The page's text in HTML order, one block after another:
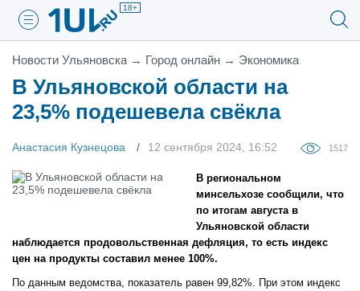
18+
Новости Ульяновска → Город онлайн → Экономика
В Ульяновской области на
23,5% подешевела свёкла
Анастасия Кузнецова 12 сентября 2024, 16:52 1517
В региональном
минсельхозе сообщили, что
по итогам августа в
Ульяновской области
наблюдается продовольственная дефляция, то есть индекс
цен на продукты составил менее 100%.
По данным ведомства, показатель равен 99,82%. При этом индекс